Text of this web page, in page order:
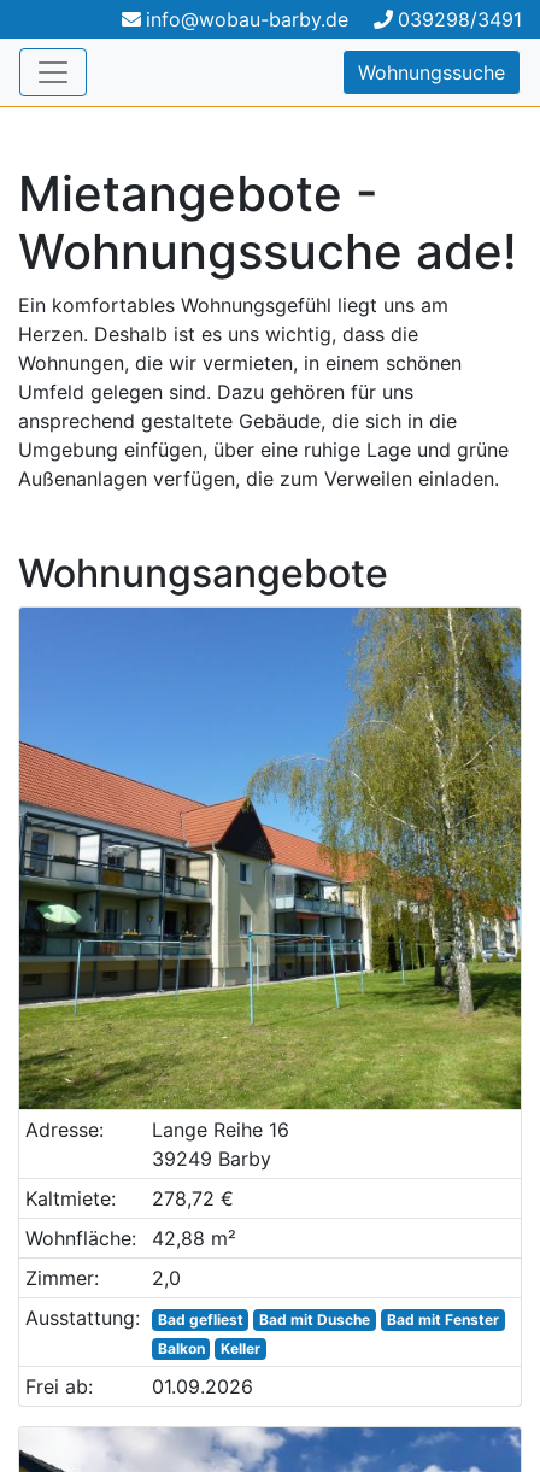
info@wobau-barby.de 039298/3491
Wohnungssuche
Mietangebote -
Wohnungssuche ade!
Ein komfortables Wohnungsgefühl liegt uns am
Herzen. Deshalb ist es uns wichtig, dass die
Wohnungen, die wir vermieten, in einem schönen
Umfeld gelegen sind. Dazu gehören für uns
ansprechend gestaltete Gebäude, die sich in die
Umgebung einfügen, über eine ruhige Lage und grüne
Außenanlagen verfügen, die zum Verweilen einladen.
Wohnungsangebote
Adresse:
Lange Reihe 16
39249 Barby
Kaltmiete:
278,72 €
Wohnfläche:
42,88 m²
Zimmer:
2,0
Ausstattung:
Bad gefliest Bad mit Dusche
Bad mit Fenster
Balkon
Keller
Frei ab: 01.09.2026